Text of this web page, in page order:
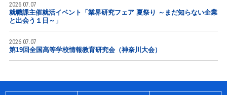
2026.07.07
就職課主催就活イベント「業界研究フェア 夏祭り ～まだ知らない企業
と出会う１日～」
2026.07.07
第19回全国高等学校情報教育研究会（神奈川大会）